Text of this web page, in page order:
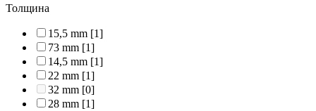
Толщина
15,5 mm [1]
73 mm [1]
14,5 mm [1]
22 mm [1]
32 mm [0]
28 mm [1]